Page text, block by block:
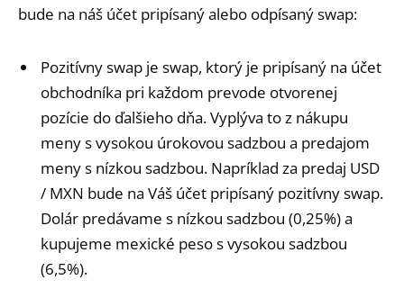
bude na náš účet pripísaný alebo odpísaný swap:
Pozitívny swap je swap, ktorý je pripísaný na účet
obchodníka pri každom prevode otvorenej
pozície do ďalšieho dňa. Vyplýva to z nákupu
meny s vysokou úrokovou sadzbou a predajom
meny s nízkou sadzbou. Napríklad za predaj USD
/ MXN bude na Váš účet pripísaný pozitívny swap.
Dolár predávame s nízkou sadzbou (0,25%) a
kupujeme mexické peso s vysokou sadzbou
(6,5%).